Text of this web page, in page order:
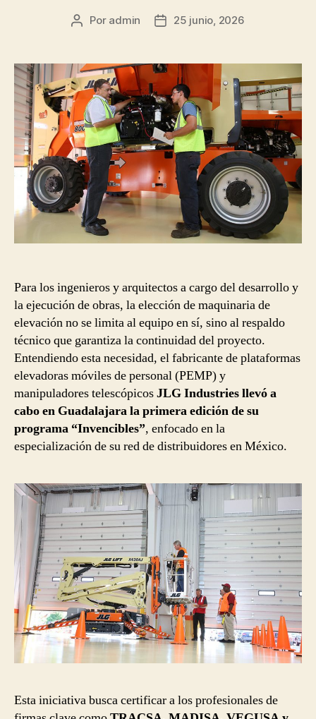
Autor
publicación
Por admin
Fecha
publicación
25 junio, 2026
Para los ingenieros y arquitectos a cargo del desarrollo y
la ejecución de obras, la elección de maquinaria de
elevación no se limita al equipo en sí, sino al respaldo
técnico que garantiza la continuidad del proyecto.
Entendiendo esta necesidad, el fabricante de plataformas
elevadoras móviles de personal (PEMP) y
manipuladores telescópicosJLG Industries llevó a
cabo en Guadalajara la primera edición de su
programa “Invencibles”, enfocado en la
especialización de su red de distribuidores en México.
Esta iniciativa busca certificar a los profesionales de